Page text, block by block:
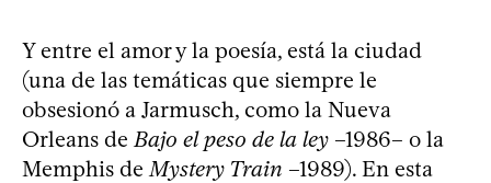
Y entre el amor y la poesía, está la ciudad
(una de las temáticas que siempre le
obsesionó a Jarmusch, como la Nueva
Orleans de Bajo el peso de la ley –1986– o la
Memphis de Mystery Train –1989). En esta